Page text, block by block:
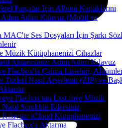
Parçalar İçin Albüm Kapaklarını
Adım Kılavuz (Mobil ve
MAC'te Ses Dosyaları İçin Şarkı
Müzik Kütüphanenizi Cihazlar
Aktarırsınız: Adım Adım Kılavuz
Flacbox'ta Çalma Listeleri,
Türleri Nasıl Arşivlenir (ZIP) ve
Flacbox'tan Last.fm'e Müzik
Scrobble Edersiniz
Kılavuz: iCloud Kütüphanenizi
Flacbox'a Aktarma